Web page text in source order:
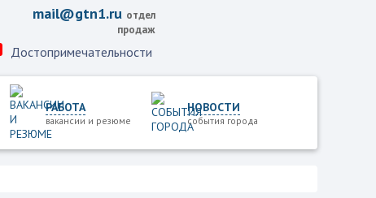
mail@gtn1.ru отдел
продаж
Достопримечательности
РАБОТА
вакансии и резюме
НОВОСТИ
события города